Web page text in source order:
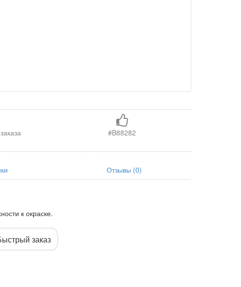
#B88282
Отзывы (0)
к окраске.
заказ